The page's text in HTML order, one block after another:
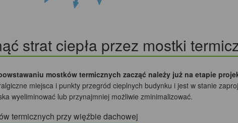
strat ciepła przez mostki
mostków termicznych zacząć należy już na etapie
miejsca i punkty przegród cieplnych budynku i jest w stanie
wyeliminować lub przynajmniej możliwie zminimalizować.
termicznych przy więźbie dachowej